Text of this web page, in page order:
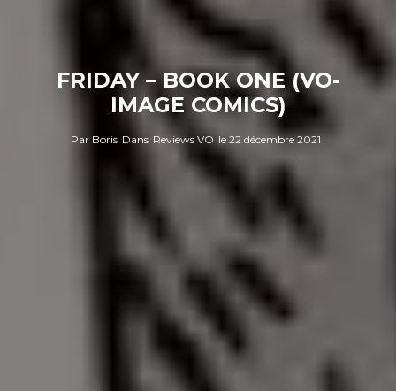
FRIDAY – BOOK ONE (VO-
IMAGE COMICS)
Par Boris Dans Reviews VO le 22 décembre 2021